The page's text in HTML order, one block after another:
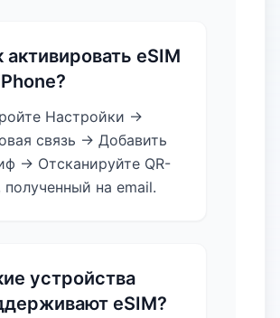
активировать eSIM
Настройки →
связь → Добавить
→ Отсканируйте QR-
полученный на email.
устройства
eSIM?